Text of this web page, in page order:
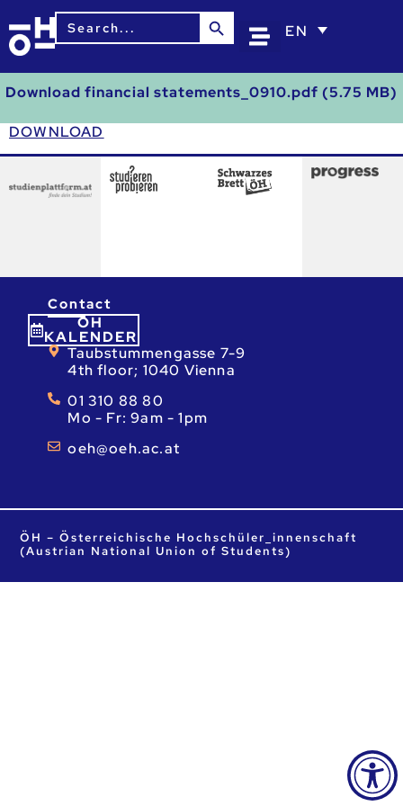
Search
for:
Search Button
EN
Download financial statements_0910.pdf (5.75 MB)
DOWNLOAD
ÖH
KALENDER
Contact
Taubstummengasse 7-9
4th floor; 1040 Vienna
01 310 88 80
Mo - Fr: 9am - 1pm
ta.ca.heo@heo
ÖH – Österreichische Hochschüler_innenschaft
(Austrian National Union of Students)